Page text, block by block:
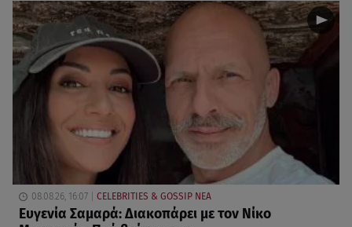
08.08.26, 16:07 CELEBRITIES & GOSSIP ΝΕΑ
Ευγενία Σαμαρά: Διακοπάρει με τον Νίκο